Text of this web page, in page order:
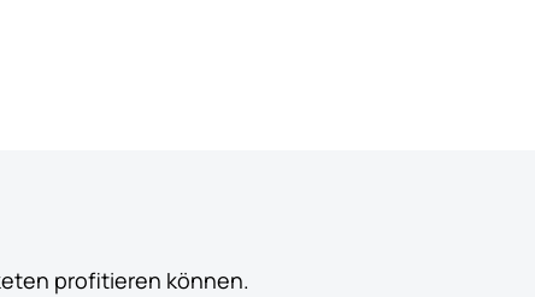
profitieren können.